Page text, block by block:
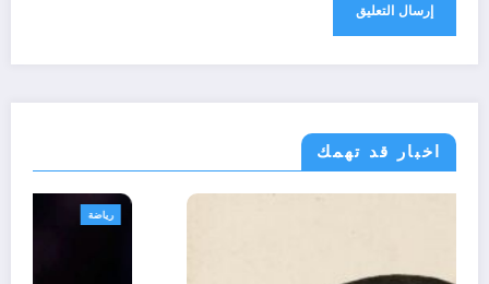
اخبار قد تهمك